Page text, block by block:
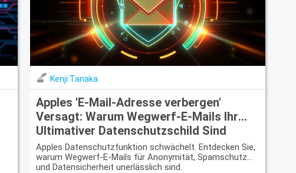
Kenji Tanaka
Apples 'E-Mail-Adresse verbergen'
Versagt: Warum Wegwerf-E-Mails Ihr
Ultimativer Datenschutzschild Sind
Apples Datenschutzfunktion schwächelt. Entdecken Sie,
warum Wegwerf-E-Mails für Anonymität, Spamschutz
und Datensicherheit unerlässlich sind.